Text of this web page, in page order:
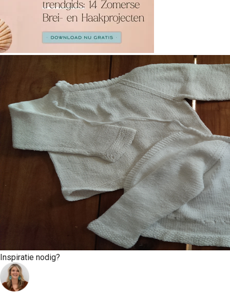
Inspiratie nodig?